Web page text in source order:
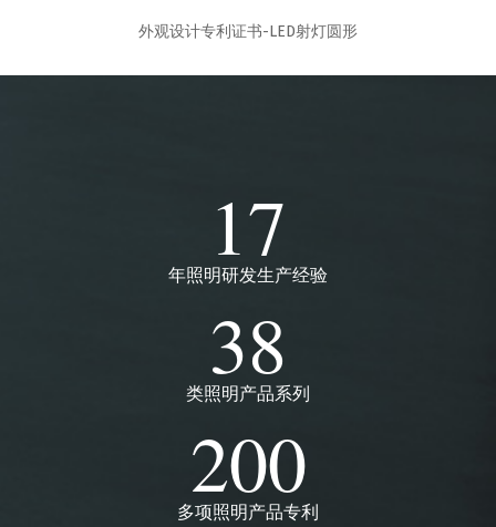
外观设计专利证书-LED射灯圆形
17
年照明研发生产经验
38
类照明产品系列
200
多项照明产品专利